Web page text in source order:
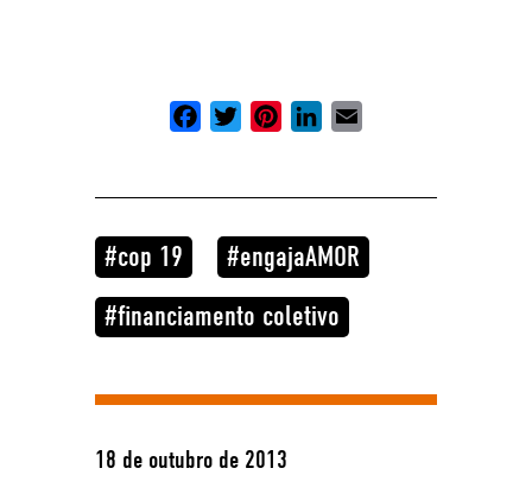
18 de outubro de 2013
FacebookTwitterPinterestLinkedIn
cop 19
engajaAMOR
financiamento coletivo